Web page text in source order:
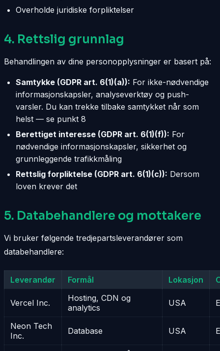
Overholde juridiske forpliktelser
4. Rettslig grunnlag
Behandlingen av dine personopplysninger er basert på:
Samtykke (GDPR art. 6(1)(a)): For ikke-nødvendige
informasjonskapsler, analyseverktøy og push-
varsler. Du kan trekke tilbake samtykket når som
helst — se punkt 8
Berettiget interesse (GDPR art. 6(1)(f)): For
nødvendige informasjonskapsler, sikkerhet og
grunnleggende trafikkmåling
Rettslig forpliktelse (GDPR art. 6(1)(c)): Dersom
loven krever det
5. Databehandlere og mottakere
Vi bruker følgende tredjepartsleverandører som
databehandlere:
Leverandør Formål Lokasjon
Vercel Inc.
Hosting, CDN og
analytics
USA
Neon Tech
Inc.
Database USA